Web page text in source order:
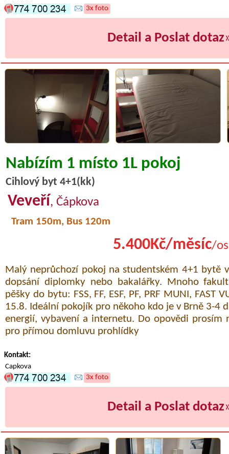
3x foto
Detail a Poslat dotaz
Nabízím 1 místo 1L pokoj
Cihlový byt 4+1(kk)
Veveří, Čápkova
Tram 150m, Bus 120m
5.400Kč/měsíc/
Malý neprůchozí pokoj na studentském 4+1 bytě
dopsání diplomky nebo bakalářky. Mnoho
pěšky do bytu: FSS, FF, ESF, PF, PRF MUNI, FAST
15.8. Ideální pokojík pro někoho kdo je v Brně 3-4
energií, vybavení a internetu. Do opovědi prosím
pro přímou domluvu prohlídky
Kontakt:
Capkova
3x foto
Detail a Poslat dotaz